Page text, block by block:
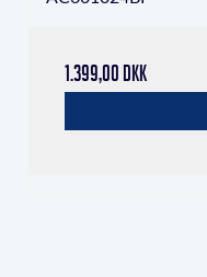
1.399,00 DKK